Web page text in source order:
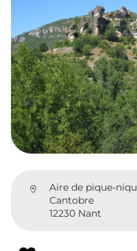
Aire de pique-
Cantobre
12230 Nant